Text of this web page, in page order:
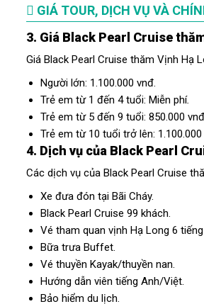
GIÁ TOUR, DỊCH VỤ VÀ
3. Giá Black Pearl Cruise
Giá Black Pearl Cruise thăm Vịnh Hạ
Người lớn: 1.100.000 vnđ.
Trẻ em từ 1 đến 4 tuổi: Miễn phí.
Trẻ em từ 5 đến 9 tuổi: 850.000 vnđ.
Trẻ em từ 10 tuổi trở lên: 1.100.000
4. Dịch vụ của Black Pearl
Các dịch vụ của Black Pearl Cruise
Xe đưa đón tại Bãi Cháy.
Black Pearl Cruise 99 khách.
Vé tham quan vịnh Hạ Long 6 tiếng
Bữa trưa Buffet.
Vé thuyền Kayak/thuyền nan.
Hướng dẫn viên tiếng Anh/Việt.
Bảo hiểm du lịch.